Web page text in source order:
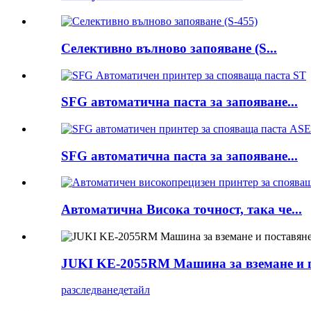
Селективно вълново запояване (S...
SFG автоматична паста за запояване...
SFG автоматична паста за запояване...
Автоматична Висока точност, така че...
JUKI KE-2055RM Машина за вземане и
разследванедетайл